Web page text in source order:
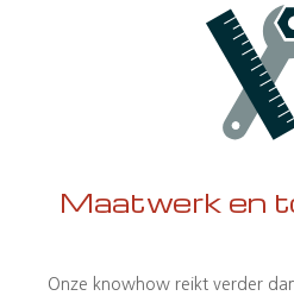
Maatwerk en
Onze knowhow reikt verder